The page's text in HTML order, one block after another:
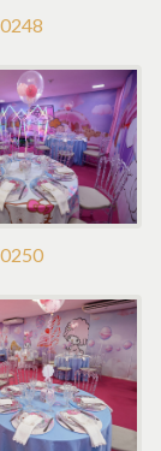
0248
0250